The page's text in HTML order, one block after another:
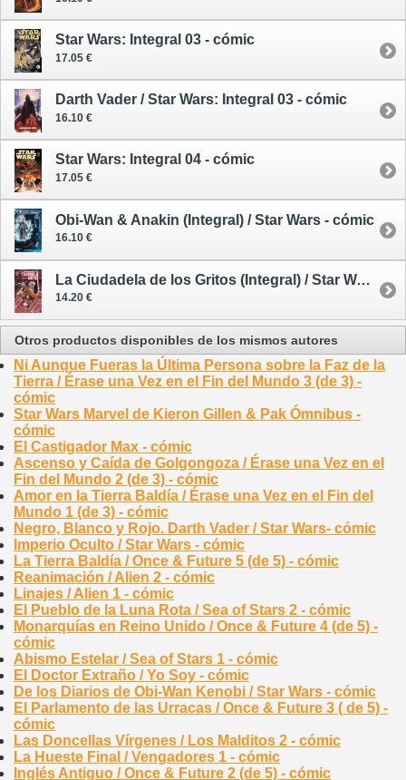
Star Wars: Integral 03 - cómic
17.05 €
Darth Vader / Star Wars: Integral 03 - cómic
16.10 €
Star Wars: Integral 04 - cómic
17.05 €
Obi-Wan & Anakin (Integral) / Star Wars - cómic
16.10 €
La Ciudadela de los Gritos (Integral) / Star Wars - cómic
14.20 €
Otros productos disponibles de los mismos autores
Ni Aunque Fueras la Última Persona sobre la Faz de la
Tierra / Érase una Vez en el Fin del Mundo 3 (de 3) -
cómic
Star Wars Marvel de Kieron Gillen & Pak Ómnibus -
cómic
El Castigador Max - cómic
Ascenso y Caída de Golgongoza / Érase una Vez en el
Fin del Mundo 2 (de 3) - cómic
Amor en la Tierra Baldía / Érase una Vez en el Fin del
Mundo 1 (de 3) - cómic
Negro, Blanco y Rojo. Darth Vader / Star Wars- cómic
Imperio Oculto / Star Wars - cómic
La Tierra Baldía / Once & Future 5 (de 5) - cómic
Reanimación / Alien 2 - cómic
Linajes / Alien 1 - cómic
El Pueblo de la Luna Rota / Sea of Stars 2 - cómic
Monarquías en Reino Unido / Once & Future 4 (de 5) -
cómic
Abismo Estelar / Sea of Stars 1 - cómic
El Doctor Extraño / Yo Soy - cómic
De los Diarios de Obi-Wan Kenobi / Star Wars - cómic
El Parlamento de las Urracas / Once & Future 3 ( de 5) -
cómic
Las Doncellas Vírgenes / Los Malditos 2 - cómic
La Hueste Final / Vengadores 1 - cómic
Inglés Antiguo / Once & Future 2 (de 5) - cómic